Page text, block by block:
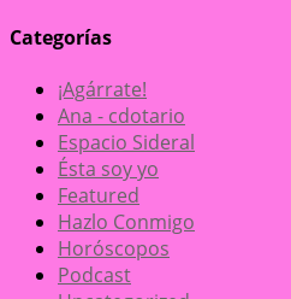
Categorías
¡Agárrate!
Ana - cdotario
Espacio Sideral
Ésta soy yo
Featured
Hazlo Conmigo
Horóscopos
Podcast